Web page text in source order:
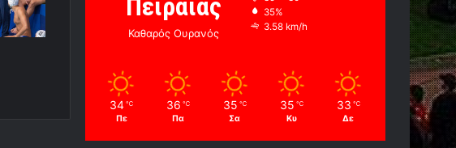
Πειραιάς
Καθαρός Ουρανός
35%
3.58 km/h
34 ℃
Πε
36 ℃
Πα
35 ℃
Σα
35 ℃
Κυ
33 ℃
Δε